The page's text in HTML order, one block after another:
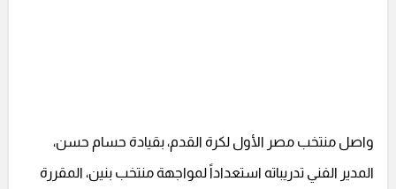
واصل منتخب مصر الأول لكرة القدم، بقيادة حسام حسن،
المدير الفني تدريباته استعداداً لمواجهة منتخب بنين، المقررة